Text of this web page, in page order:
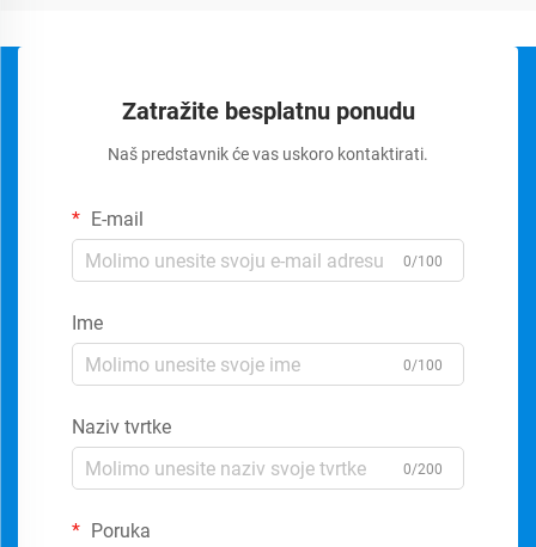
Zatražite besplatnu ponudu
Naš predstavnik će vas uskoro kontaktirati.
E-mail
0/100
Ime
0/100
Naziv tvrtke
0/200
Poruka